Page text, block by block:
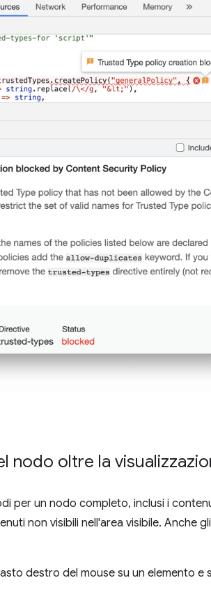
nodo oltre la
per un nodo completo, inclusi i
non visibili nell'area visibile. Anche
destro del mouse su un elemento e